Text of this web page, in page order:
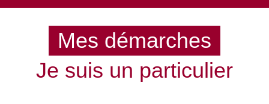
Mes démarches
Je suis un particulier